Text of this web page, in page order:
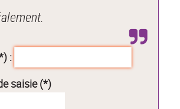
:
saisie (*)